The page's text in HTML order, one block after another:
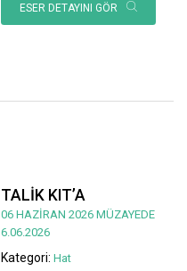
ESER DETAYINI GÖR
TALİK KIT’A
06 HAZİRAN 2026 MÜZAYEDE
6.06.2026
Kategori: Hat